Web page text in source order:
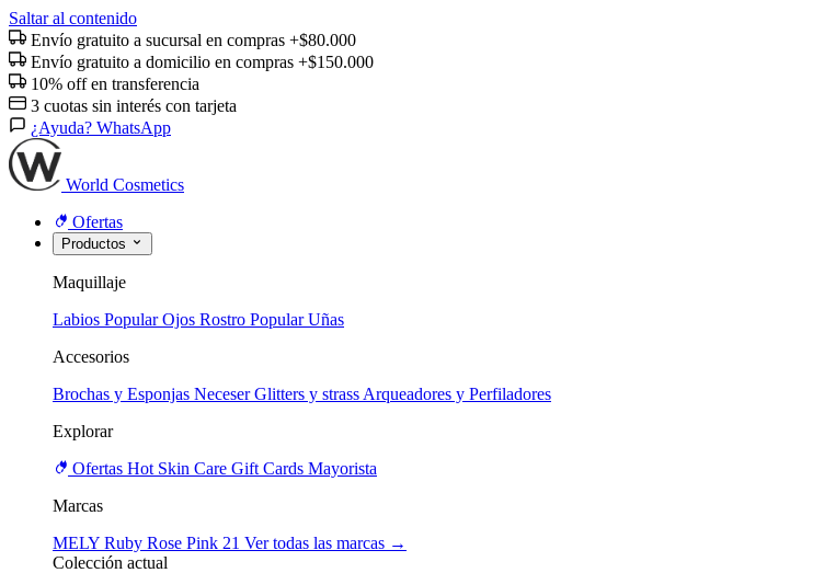
Saltar al contenido
Envío gratuito a sucursal en compras +$80.000
Envío gratuito a domicilio en compras +$150.000
10% off en transferencia
3 cuotas sin interés con tarjeta
¿Ayuda? WhatsApp
World Cosmetics
Ofertas
Productos
Maquillaje
Labios Popular Ojos Rostro Popular Uñas
Accesorios
Brochas y Esponjas NeceserGlitters y strass Arqueadores y Perfiladores
Explorar
Ofertas Hot Skin Care Gift Cards Mayorista
Marcas
MELY Ruby Rose Pink 21 Ver todas las marcas →
Colección actual